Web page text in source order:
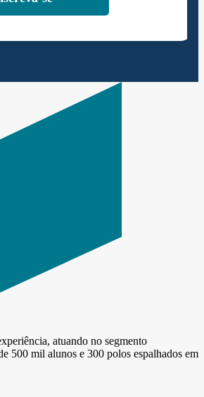
atuando no segmento
500 mil alunos e 300 polos espalhados em